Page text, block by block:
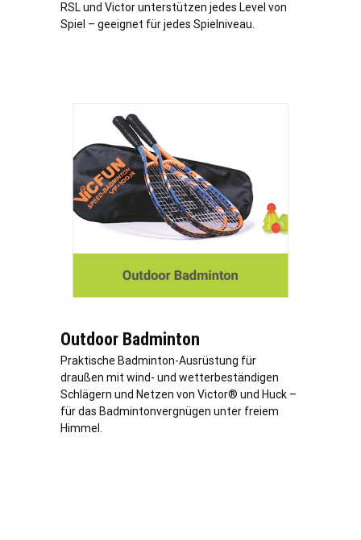
RSL und Victor unterstützen jedes Level von
Spiel – geeignet für jedes Spielniveau.
Outdoor Badminton
Praktische Badminton-Ausrüstung für
draußen mit wind- und wetterbeständigen
Schlägern und Netzen von Victor® und Huck –
für das Badmintonvergnügen unter freiem
Himmel.